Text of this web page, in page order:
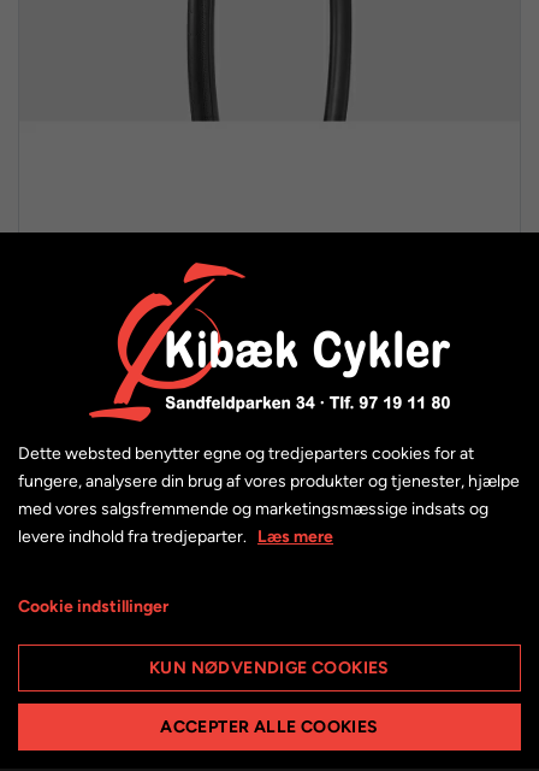
299,00 kr.
KUNDESERVICE
Prismatch
Leasing
Bestil afhentning
Handelsbetingelser
Dette websted benytter egne og tredjeparters cookies for at
fungere, analysere din brug af vores produkter og tjenester, hjælpe
med vores salgsfremmende og marketingsmæssige indsats og
levere indhold fra tredjeparter. Læs mere
Cookie indstillinger
KUN NØDVENDIGE COOKIES
ACCEPTER ALLE COOKIES